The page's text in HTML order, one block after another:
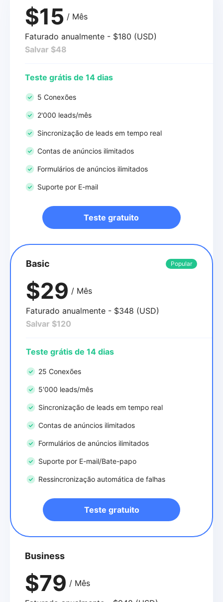
$15 / Mês
Faturado anualmente - $180 (USD)
Salvar $48
Teste grátis de 14 dias
5 Conexões
2'000 leads/mês
Sincronização de leads em tempo real
Contas de anúncios ilimitados
Formulários de anúncios ilimitados
Suporte por E-mail
Teste gratuito
Basic Popular
$29 / Mês
Faturado anualmente - $348 (USD)
Salvar $120
Teste grátis de 14 dias
25 Conexões
5'000 leads/mês
Sincronização de leads em tempo real
Contas de anúncios ilimitados
Formulários de anúncios ilimitados
Suporte por E-mail/Bate-papo
Ressincronização automática de falhas
Teste gratuito
Business
$79 / Mês